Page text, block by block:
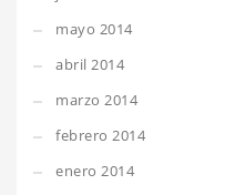
mayo 2014
abril 2014
marzo 2014
febrero 2014
enero 2014